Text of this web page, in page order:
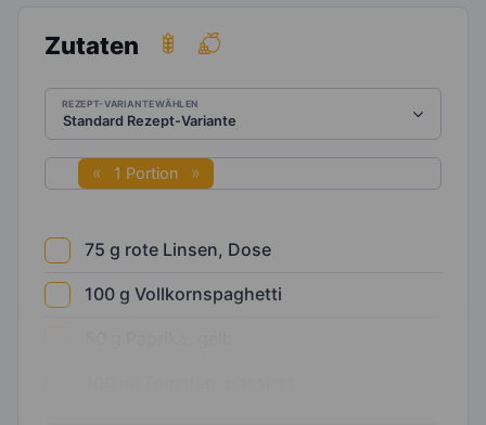
Zutaten
REZEPT-VARIANTE WÄHLEN
1 Portion
75 g rote Linsen, Dose
100 g Vollkornspaghetti